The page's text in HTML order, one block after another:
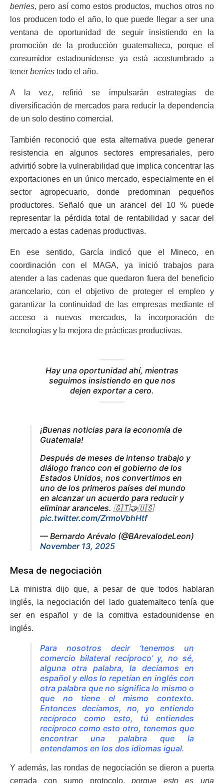
berries, pero así como estos productos, muchos otros no
los producen todo el año, lo que puede llegar a ser una
ventana de oportunidad de seguir insistiendo en la
promoción de la producción guatemalteca, porque el
consumidor estadounidense ya está acostumbrado a
tener berries todo el año.
A la vez, refirió se impulsarán estrategias de
diversificación de mercados para reducir la dependencia
de un solo destino comercial.
También reconoció que esta alternativa puede generar
resistencia en algunos sectores empresariales, pero
advirtió sobre la vulnerabilidad que implica concentrar las
exportaciones en un único mercado, especialmente en el
sector agropecuario, donde predominan pequeños
productores. Señaló que un arancel del 10 % puede
representar la pérdida total de rentabilidad y sacar del
mercado a estas cadenas productivas.
En ese sentido, García indicó que el Mineco, en
coordinación con el MAGA, ya inició trabajos para
atender a las cadenas que quedaron fuera del beneficio
arancelario, con el objetivo de proteger el empleo y
garantizar la continuidad de las empresas mediante el
acceso a nuevos mercados, la incorporación de
tecnologías y la mejora de prácticas productivas.
Hay una oportunidad ahí, mientras
seguimos insistiendo en que nos
dejen exportar a cero.
¡Buenas noticias para la economía de
Guatemala!
Después de meses de intenso trabajo y
diálogo franco con el gobierno de los
Estados Unidos, nos convertimos en
uno de los primeros países del mundo
en alcanzar un acuerdo para reducir y
eliminar aranceles. 🇬🇹🤝🇺🇸
pic.twitter.com/ZrmoVbhHtf
— Bernardo Arévalo (@BArevalodeLeon)
November 13, 2025
Mesa de negociación
La ministra dijo que, a pesar de que todos hablaran
inglés, la negociación del lado guatemalteco tenía que
ser en español y de la comitiva estadounidense en
inglés.
Para nosotros decir ‘tenemos un
comercio bilateral recíproco’ y, no sé,
alguna otra palabra, la decíamos en
español y ellos lo repetían en inglés con
otra palabra que no significa lo mismo o
que no tiene el mismo contexto.
Entonces decíamos, no, yo entiendo
recíproco como esto, tú entiendes
recíproco como esto otro, tenemos que
encontrar una palabra que la
entendamos en los dos idiomas igual.
Y además, las rondas de negociación se dieron a puerta
cerrada con sumo protocolo,porque esto es una